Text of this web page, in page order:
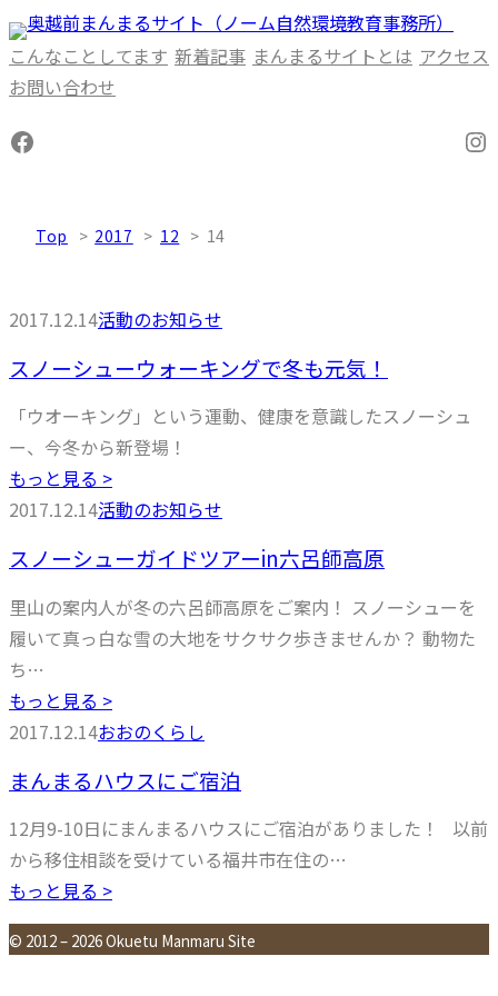
内
容
を
キ
こんなことしてます 新着記事 まんまるサイトとは アクセス
お問い合わせ
Facebook
Top 2017 12 14
2017.12.14活動のお知らせ
スノーシューウォーキングで冬も元気！
「ウオーキング」という運動、健康を意識したスノーシュ
ー、今冬から新登場！
もっと見る >
2017.12.14活動のお知らせ
スノーシューガイドツアーin六呂師高原
里山の案内人が冬の六呂師高原をご案内！ スノーシューを
履いて真っ白な雪の大地をサクサク歩きませんか？ 動物た
ち…
もっと見る >
2017.12.14おおのくらし
まんまるハウスにご宿泊
12月9-10日にまんまるハウスにご宿泊がありました！ 以前
から移住相談を受けている福井市在住の…
もっと見る >
© 2012 – 2026 Okuetu Manmaru Site